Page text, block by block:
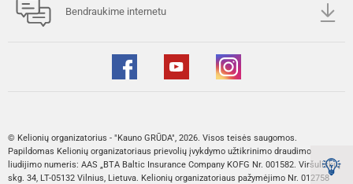
Bendraukime internetu
© Kelionių organizatorius - "Kauno GRŪDA", 2026. Visos teisės saugomos.
Papildomas Kelionių organizatoriaus prievolių įvykdymo užtikrinimo draudimo
liudijimo numeris: AAS „BTA Baltic Insurance Company KOFG Nr. 001582. Viršuliškių
skg. 34, LT-05132 Vilnius, Lietuva. Kelionių organizatoriaus pažymėjimo Nr. 012758